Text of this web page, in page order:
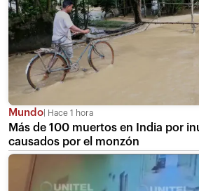
Mundo Hace 1 hora
Más de 100 muertos en India por
causados por el monzón